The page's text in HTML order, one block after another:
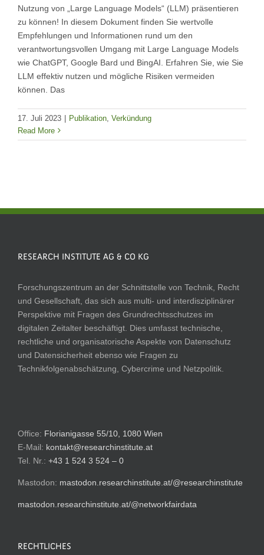
Nutzung von „Large Language Models“ (LLM) präsentieren
zu können! In diesem Dokument finden Sie wertvolle
Empfehlungen und Informationen rund um den
verantwortungsvollen Umgang mit Large Language Models
wie ChatGPT, Google Bard und BingAI. Erfahren Sie, wie Sie
LLM effektiv nutzen und mögliche Risiken vermeiden
können. Das
17. Juli 2023 | Publikation Verkündung
Read More
RESEARCH INSTITUTE AG & CO KG
Forschungszentrum an der Schnittstelle von Technik, Recht
und Gesellschaft, das sich aus multi- und interdisziplinärer
Perspektive mit Fragen des Grundrechtsschutzes im
digitalen Zeitalter beschäftigt. Dies umfasst technische,
rechtliche und organisatorische Aspekte von Datenschutz
und Datensicherheit ebenso wie Fragen zu
Technikfolgenabschätzung, Cybercrime und Netzpolitik.
Office: Florianigasse 55/10, 1080 Wien
E-Mail: kontakt@researchinstitute.at
Tel. Nr.: +43 1 524 3 524 – 0
Mastodon: mastodon.researchinstitute.at/@researchinstitute
mastodon.researchinstitute.at/@networkfairdata
RECHTLICHES